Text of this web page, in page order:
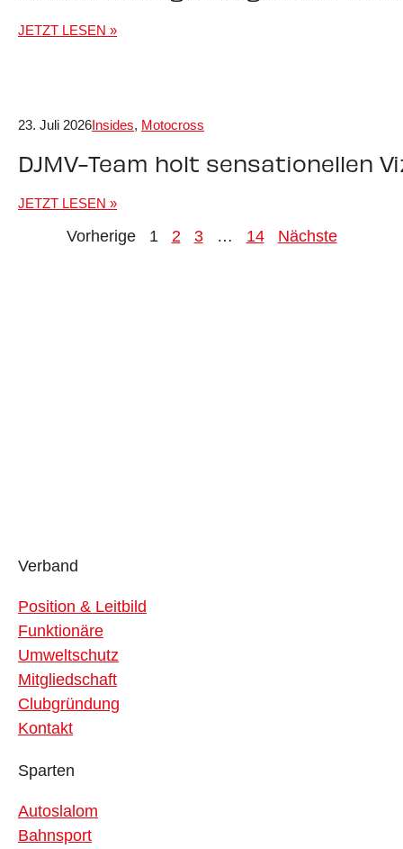
JETZT LESEN »
23. Juli 2026Insides, Motocross
DJMV-Team holt sensationellen
JETZT LESEN »
Vorherige 1 2 3 … 14 Nächste
Verband
Position & Leitbild
Funktionäre
Umweltschutz
Mitgliedschaft
Clubgründung
Kontakt
Sparten
Autoslalom
Bahnsport